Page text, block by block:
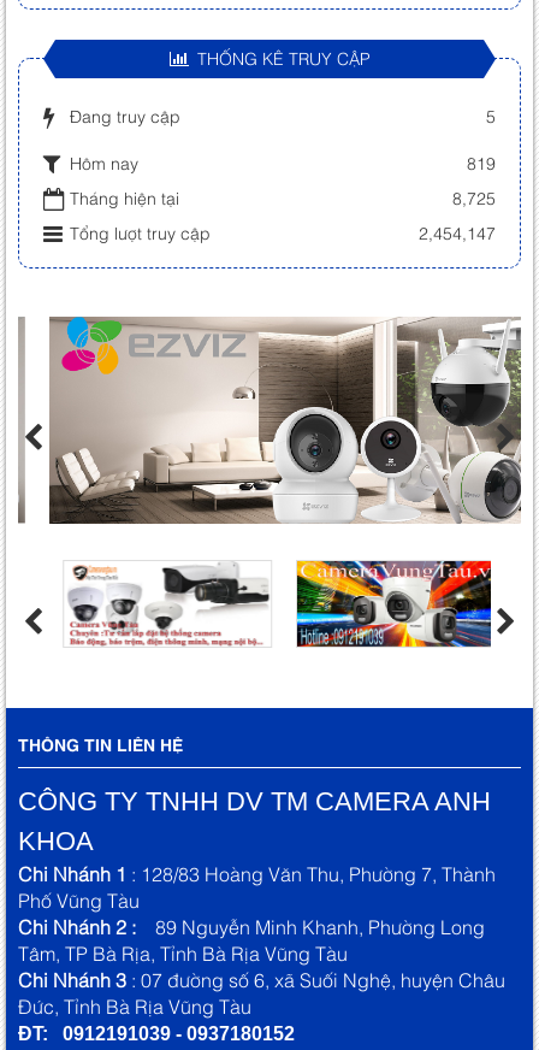
THỐNG KÊ TRUY CẬP
Đang truy cập 5
Hôm nay
819
Tháng hiện tại
8,725
Tổng lượt truy cập
2,454,147
THÔNG TIN LIÊN HỆ
CÔNG TY TNHH DV TM CAMERA ANH
KHOA
Chi Nhánh 1 : 128/83 Hoàng Văn Thu, Phường 7, Thành
Phố Vũng Tàu
Chi Nhánh 2 : 89 Nguyễn Minh Khanh, Phường Long
Tâm, TP Bà Rịa, Tỉnh Bà Rịa Vũng Tàu
Chi Nhánh 3 : 07 đường số 6, xã Suối Nghệ, huyện Châu
Đức, Tỉnh Bà Rịa Vũng Tàu
ĐT: 0912191039 - 0937180152